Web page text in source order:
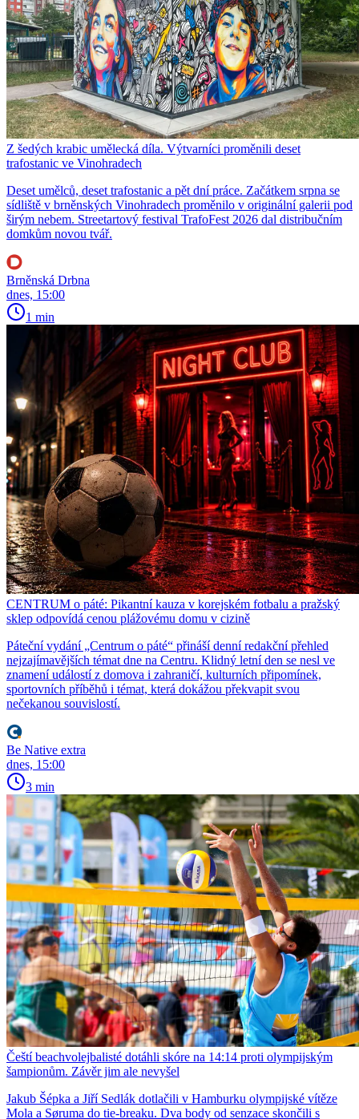
Z šedých krabic umělecká díla. Výtvarníci proměnili deset
trafostanic ve Vinohradech
Deset umělců, deset trafostanic a pět dní práce. Začátkem srpna se
sídliště v brněnských Vinohradech proměnilo v originální galerii pod
širým nebem. Streetartový festival TrafoFest 2026 dal distribučním
domkům novou tvář.
Brněnská Drbna
dnes, 15:00
1 min
CENTRUM o páté: Pikantní kauza v korejském fotbalu a pražský
sklep odpovídá cenou plážovému domu v cizině
Páteční vydání „Centrum o páté“ přináší denní redakční přehled
nejzajímavějších témat dne na Centru. Klidný letní den se nesl ve
znamení událostí z domova i zahraničí, kulturních připomínek,
sportovních příběhů i témat, která dokážou překvapit svou
nečekanou souvislostí.
Be Native extra
dnes, 15:00
3 min
Čeští beachvolejbalisté dotáhli skóre na 14:14 proti olympijským
šampionům. Závěr jim ale nevyšel
Jakub Šépka a Jiří Sedlák dotlačili v Hamburku olympijské vítěze
Mola a Søruma do tie-breaku. Dva body od senzace skončili s